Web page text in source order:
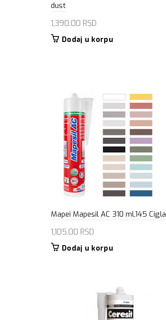
dust
1,390.00 RSD
Dodaj u korpu
Mapei Mapesil AC 310 ml,145 Cigla
1,105.00 RSD
Dodaj u korpu